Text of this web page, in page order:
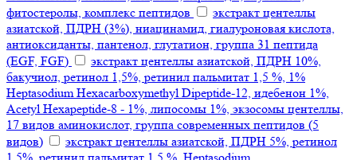
фитостеролы, комплекс пептидов
экстракт центеллы
азиатской, ПДРН (3%), ниацинамид, гиалуроновая кислота,
антиоксиданты, пантенол, глутатион, группа 31 пептида
(EGF, FGF)
экстракт центеллы азиатской, ПДРН 10%,
бакучиол, ретинол 1,5%, ретинил пальмитат 1,5 %, 1%
Heptasodium Hexacarboxymethyl Dipeptide-12, идебенон 1%,
Acetyl Hexapeptide-8 - 1%, липосомы 1%, экзосомы центеллы,
17 видов аминокислот, группа современных пептидов (5
видов)
экстракт центеллы азиатской, ПДРН 5%, ретинол
1,5%, ретинил пальмитат 1,5 %, Heptasodium